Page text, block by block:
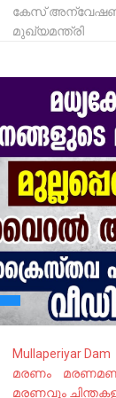
കേസ് അന്വേഷണം
മുഖ്യമന്ത്രി
Mullaperiyar Dam
മരണം
മരണവും